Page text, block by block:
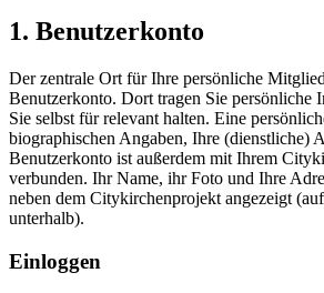
1. Benutzerkonto
Der zentrale Ort für Ihre persönliche
Benutzerkonto. Dort tragen Sie persönliche
Sie selbst für relevant halten. Eine
biographischen Angaben, Ihre (dienstliche)
Benutzerkonto ist außerdem mit Ihrem
verbunden. Ihr Name, ihr Foto und Ihre
neben dem Citykirchenprojekt angezeigt
unterhalb).
Einloggen